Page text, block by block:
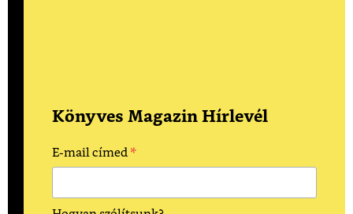
Könyves Magazin Hírlevél
E-mail címed*